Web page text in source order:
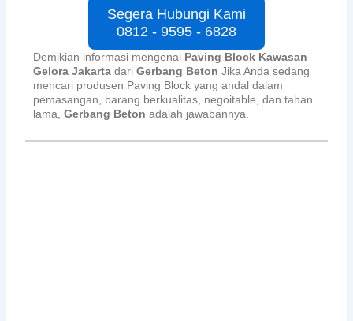
Segera Hubungi Kami
0812 - 9595 - 6828
Demikian informasi mengenai Paving Block Kawasan
Gelora Jakarta dariGerbang Beton Jika Anda sedang
mencari produsen Paving Block yang andal dalam
pemasangan, barang berkualitas, negoitable, dan tahan
lama,Gerbang Betonadalah jawabannya.